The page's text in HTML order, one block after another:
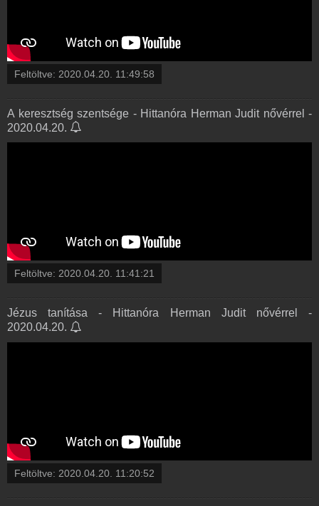
Feltöltve: 2020.04.20. 11:49:58
A keresztség szentsége - Hittanóra Herman Judit nővérrel -
2020.04.20.
Feltöltve: 2020.04.20. 11:41:21
Jézus tanítása - Hittanóra Herman Judit nővérrel -
2020.04.20.
Feltöltve: 2020.04.20. 11:20:52